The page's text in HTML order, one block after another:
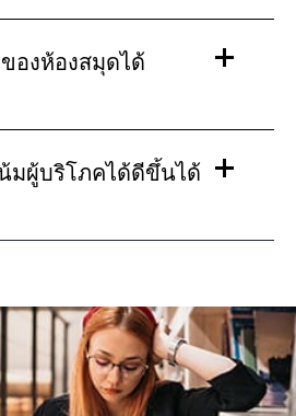
องห้องสมุดได้
มผู้บริโภคได้ดีขึ้นได้